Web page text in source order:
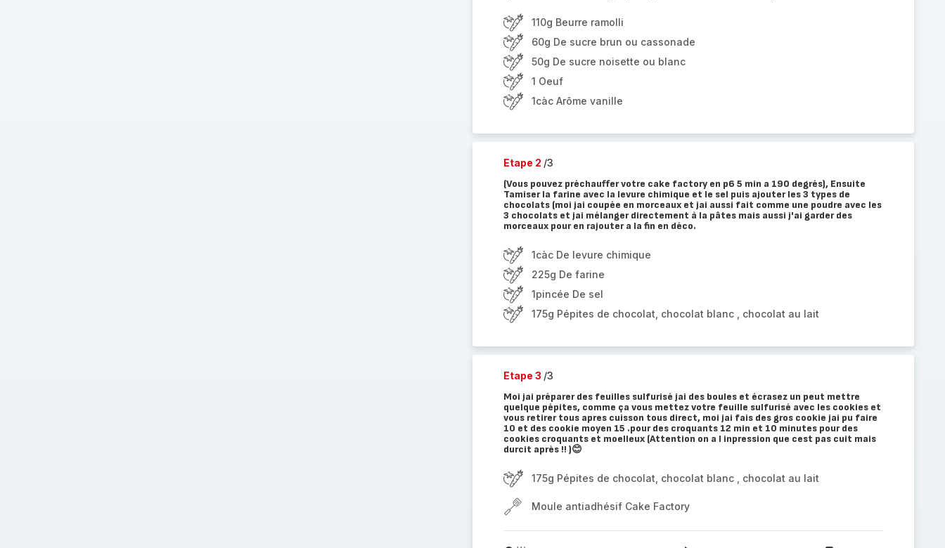
110g Beurre ramolli
60g De sucre brun ou cassonade
50g De sucre noisette ou blanc
1 Oeuf
1càc Arôme vanille
Etape 2 /3
(Vous pouvez préchauffer votre cake factory en p6 5 min a 190 degrés), Ensuite
Tamiser la farine avec la levure chimique et le sel puis ajouter les 3 types de
chocolats (moi jai coupée en morceaux et jai aussi fait comme une poudre avec les
3 chocolats et jai mélanger directement à la pâtes mais aussi j'ai garder des
morceaux pour en rajouter a la fin en déco.
1càc De levure chimique
225g De farine
1pincée De sel
175g Pépites de chocolat, chocolat blanc , chocolat au lait
Etape 3 /3
Moi jai préparer des feuilles sulfurisé jai des boules et écrasez un peut mettre
quelque pépites, comme ça vous mettez votre feuille sulfurisé avec les cookies et
vous retirer tous apres cuisson tous direct, moi jai fais des gros cookie jai pu faire
10 et des cookie moyen 15 .pour des croquants 12 min et 10 minutes pour des
cookies croquants et moelleux (Attention on a l inpression que cest pas cuit mais
durcit après !! )😊
175g Pépites de chocolat, chocolat blanc , chocolat au lait
Moule antiadhésif Cake Factory